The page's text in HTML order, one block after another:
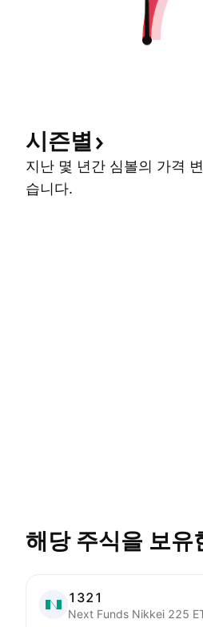
시즌별
지난 몇 년간 심볼의 가격
습니다.
해당 주식을 보유
1321
Next Funds Nikkei 225